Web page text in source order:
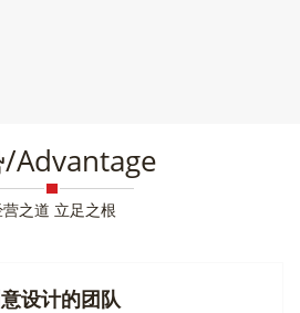
Advantage
之道 立足之根
设计的团队